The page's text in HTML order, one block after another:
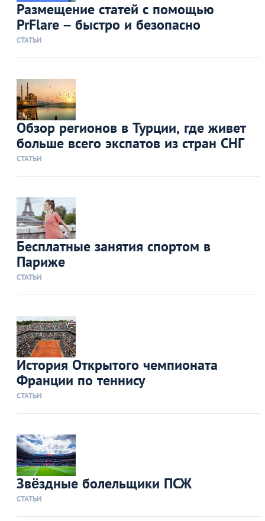
Размещение статей с помощью
PrFlare – быстро и безопасно
СТАТЬИ
Обзор регионов в Турции, где живет
больше всего экспатов из стран СНГ
СТАТЬИ
Бесплатные занятия спортом в
Париже
СТАТЬИ
История Открытого чемпионата
Франции по теннису
СТАТЬИ
Звёздные болельщики ПСЖ
СТАТЬИ